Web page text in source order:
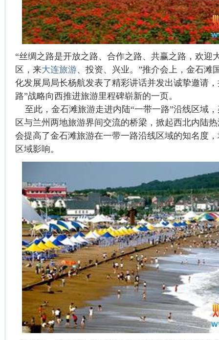
“丝绸之路是开放之路、合作之路、共赢之路，欢迎
区，来大连旅游、投资、兴业。”推介会上，金石滩
化发展局局长杨航发表了精彩讲话并发出诚挚邀请
路”战略向西推进旅游里程碑崭新的一页。
至此，金石滩旅游走进内陆“一带一路”沿线区域
区与兰州两地旅游界间交流的桥梁，掀起西北内陆
会提高了金石滩旅游在一带一路沿线区域的知名度
区域影响。